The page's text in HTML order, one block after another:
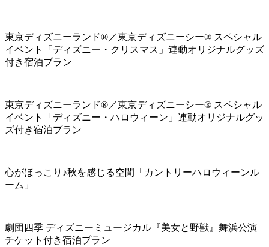
東京ディズニーランド®／東京ディズニーシー® スペシャル
イベント「ディズニー・クリスマス」連動オリジナルグッズ
付き宿泊プラン
東京ディズニーランド®／東京ディズニーシー® スペシャル
イベント「ディズニー・ハロウィーン」連動オリジナルグッ
ズ付き宿泊プラン
心がほっこり♪秋を感じる空間「カントリーハロウィーンル
ーム」
劇団四季 ディズニーミュージカル『美女と野獣』舞浜公演
チケット付き宿泊プラン